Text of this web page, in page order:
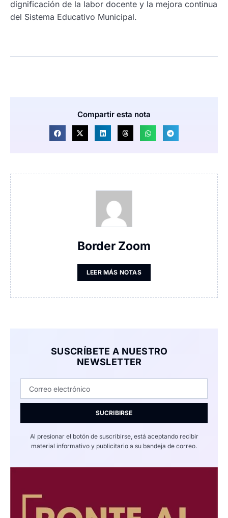
dignificación de la labor docente y la mejora continua
del Sistema Educativo Municipal.
Compartir esta nota
Border Zoom
LEER MÁS NOTAS
SUSCRÍBETE A NUESTRO
NEWSLETTER
SUCRIBIRSE
Al presionar el botón de suscribirse, está aceptando recibir
material informativo y publicitario a su bandeja de correo.